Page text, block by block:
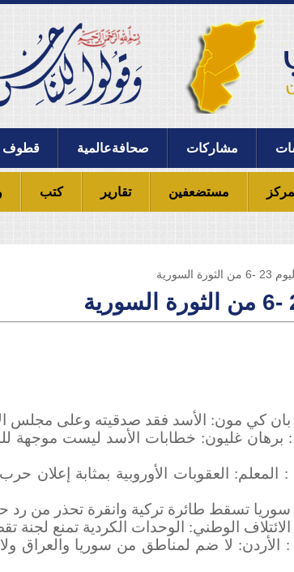
مشاركات صحافةعالمية قطوف
مستضعفين تقارير كتب
حدث في مثل هذا اليوم من عام 2011 : برهان غليون: خطابات
حدث في مثل هذا اليوم من عام 2011 : المعلم: العقوبات
حدث في مثل هذا اليوم من عام 2015 : الأردن: لا ضم لمناطق من